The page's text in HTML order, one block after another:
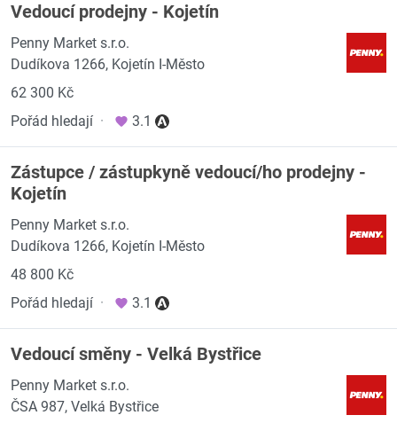
Vedoucí prodejny - Kojetín
Penny Market s.r.o.
Dudíkova 1266, Kojetín I-Město
62 300 Kč
Pořád hledají · 3.1
Zástupce / zástupkyně vedoucí/ho prodejny -
Kojetín
Penny Market s.r.o.
Dudíkova 1266, Kojetín I-Město
48 800 Kč
Pořád hledají · 3.1
Vedoucí směny - Velká Bystřice
Penny Market s.r.o.
ČSA 987, Velká Bystřice